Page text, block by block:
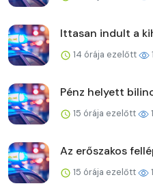
Ittasan indult a
14 órája ezelőtt
Pénz helyett
15 órája ezelőtt
Az erőszakos
15 órája ezelőtt